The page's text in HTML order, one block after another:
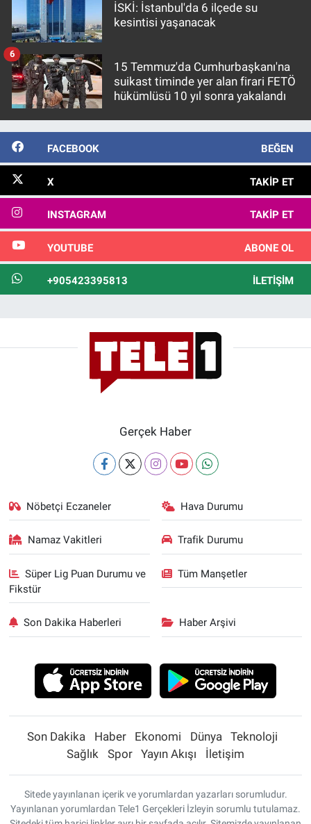
İSKİ: İstanbul'da 6 ilçede su
kesintisi yaşanacak
15 Temmuz'da Cumhurbaşkanı'na
suikast timinde yer alan firari FETÖ
hükümlüsü 10 yıl sonra yakalandı
6
FACEBOOK BEĞEN
X TAKIP ET
INSTAGRAM TAKIP ET
YOUTUBE ABONE OL
+905423395813 İLETIŞIM
Gerçek Haber
Nöbetçi Eczaneler Hava Durumu
Namaz Vakitleri Trafik Durumu
Süper Lig Puan Durumu ve
Fikstür
Tüm Manşetler
Son Dakika Haberleri Haber Arşivi
Son Dakika Haber Ekonomi Dünya
Teknoloji
Sağlık
Spor Yayın Akışı İletişim
Sitede yayınlanan içerik ve yorumlardan yazarları sorumludur.
Yayınlanan yorumlardan Tele1 Gerçekleri İzleyin sorumlu tutulamaz.